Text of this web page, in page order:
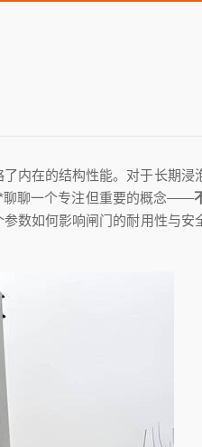
内在的结构性能。对于长期浸
聊聊一个专注但重要的概念——
数如何影响闸门的耐用性与安